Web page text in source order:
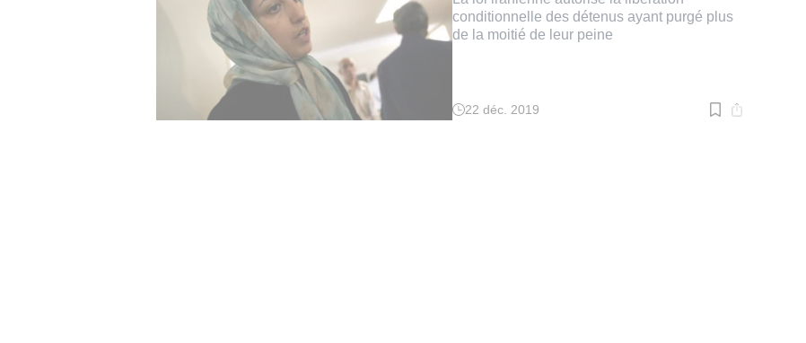
conditionnelle des détenus ayant purgé plus
de la moitié de leur peine
Temps
22 déc. 2019